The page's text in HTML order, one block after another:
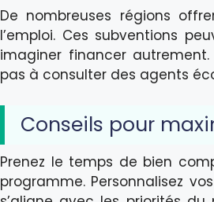
De nombreuses régions
l’emploi. Ces subventions
imaginer financer autrement.
pas à consulter des agents
Conseils pour
Prenez le temps de bien
programme. Personnalisez